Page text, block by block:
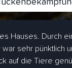
Hauses. Durch
sehr
auf die Tiere